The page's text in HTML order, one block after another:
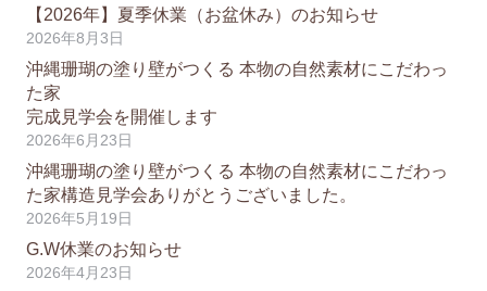
【2026年】夏季休業（お盆休み）のお知らせ
2026年8月3日
沖縄珊瑚の塗り壁がつくる 本物の自然素材にこだわっ
た家
完成見学会を開催します
2026年6月23日
沖縄珊瑚の塗り壁がつくる 本物の自然素材にこだわっ
た家構造見学会ありがとうございました。
2026年5月19日
G.W休業のお知らせ
2026年4月23日